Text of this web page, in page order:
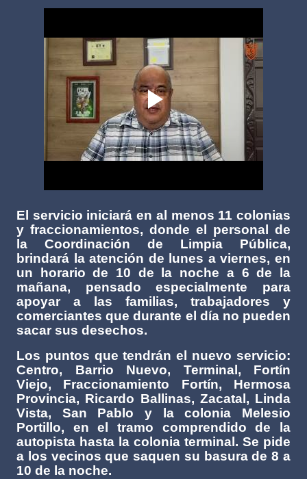
El servicio iniciará en al menos 11 colonias
y fraccionamientos, donde el personal de
la Coordinación de Limpia Pública,
brindará la atención de lunes a viernes, en
un horario de 10 de la noche a 6 de la
mañana, pensado especialmente para
apoyar a las familias, trabajadores y
comerciantes que durante el día no pueden
sacar sus desechos.
Los puntos que tendrán el nuevo servicio:
Centro, Barrio Nuevo, Terminal, Fortín
Viejo, Fraccionamiento Fortín, Hermosa
Provincia, Ricardo Ballinas, Zacatal, Linda
Vista, San Pablo y la colonia Melesio
Portillo, en el tramo comprendido de la
autopista hasta la colonia terminal. Se pide
a los vecinos que saquen su basura de 8 a
10 de la noche.